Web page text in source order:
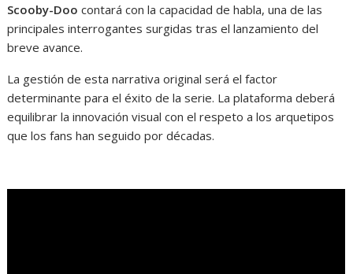
Scooby-Doo contará con la capacidad de habla, una de las
principales interrogantes surgidas tras el lanzamiento del
breve avance.
La gestión de esta narrativa original será el factor
determinante para el éxito de la serie. La plataforma deberá
equilibrar la innovación visual con el respeto a los arquetipos
que los fans han seguido por décadas.